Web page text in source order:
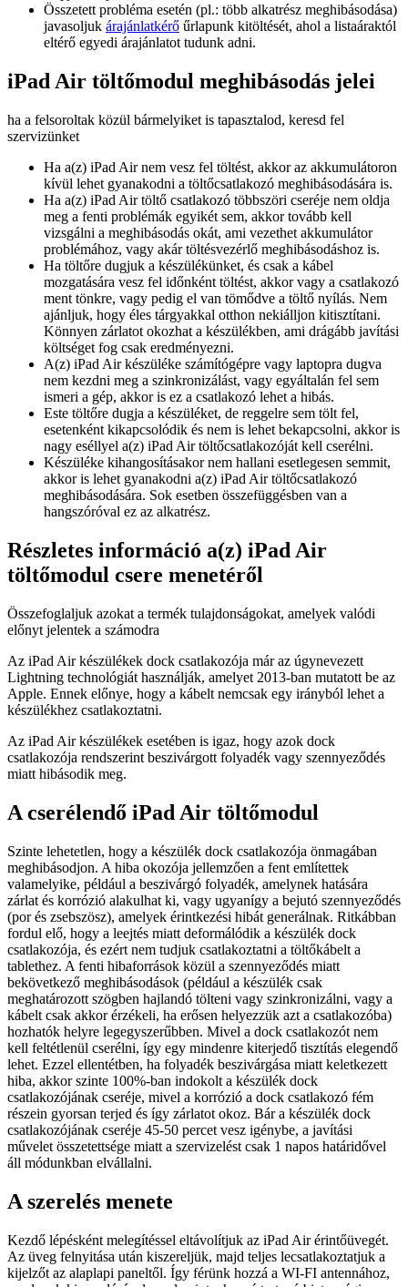
Összetett probléma esetén (pl.: több alkatrész meghibásodása)
javasoljuk árajánlatkérő űrlapunk kitöltését, ahol a listaáraktól
eltérő egyedi árajánlatot tudunk adni.
iPad Air töltőmodul meghibásodás jelei
ha a felsoroltak közül bármelyiket is tapasztalod, keresd fel
szervizünket
Ha a(z) iPad Air nem vesz fel töltést, akkor az akkumulátoron
kívül lehet gyanakodni a töltőcsatlakozó meghibásodására is.
Ha a(z) iPad Air töltő csatlakozó többszöri cseréje nem oldja
meg a fenti problémák egyikét sem, akkor tovább kell
vizsgálni a meghibásodás okát, ami vezethet akkumulátor
problémához, vagy akár töltésvezérlő meghibásodáshoz is.
Ha töltőre dugjuk a készülékünket, és csak a kábel
mozgatására vesz fel időnként töltést, akkor vagy a csatlakozó
ment tönkre, vagy pedig el van tömődve a töltő nyílás. Nem
ajánljuk, hogy éles tárgyakkal otthon nekiálljon kitisztítani.
Könnyen zárlatot okozhat a készülékben, ami drágább javítási
költséget fog csak eredményezni.
A(z) iPad Air készüléke számítógépre vagy laptopra dugva
nem kezdni meg a szinkronizálást, vagy egyáltalán fel sem
ismeri a gép, akkor is ez a csatlakozó lehet a hibás.
Este töltőre dugja a készüléket, de reggelre sem tölt fel,
esetenként kikapcsolódik és nem is lehet bekapcsolni, akkor is
nagy eséllyel a(z) iPad Air töltőcsatlakozóját kell cserélni.
Készüléke kihangosításakor nem hallani esetlegesen semmit,
akkor is lehet gyanakodni a(z) iPad Air töltőcsatlakozó
meghibásodására. Sok esetben összefüggésben van a
hangszóróval ez az alkatrész.
Részletes információ a(z) iPad Air
töltőmodul csere menetéről
Összefoglaljuk azokat a termék tulajdonságokat, amelyek valódi
előnyt jelentek a számodra
Az iPad Air készülékek dock csatlakozója már az úgynevezett
Lightning technológiát használják, amelyet 2013-ban mutatott be az
Apple. Ennek előnye, hogy a kábelt nemcsak egy irányból lehet a
készülékhez csatlakoztatni.
Az iPad Air készülékek esetében is igaz, hogy azok dock
csatlakozója rendszerint beszivárgott folyadék vagy szennyeződés
miatt hibásodik meg.
A cserélendő iPad Air töltőmodul
Szinte lehetetlen, hogy a készülék dock csatlakozója önmagában
meghibásodjon. A hiba okozója jellemzően a fent említettek
valamelyike, például a beszivárgó folyadék, amelynek hatására
zárlat és korrózió alakulhat ki, vagy ugyanígy a bejutó szennyeződés
(por és zsebszösz), amelyek érintkezési hibát generálnak. Ritkábban
fordul elő, hogy a leejtés miatt deformálódik a készülék dock
csatlakozója, és ezért nem tudjuk csatlakoztatni a töltőkábelt a
tablethez. A fenti hibaforrások közül a szennyeződés miatt
bekövetkező meghibásodások (például a készülék csak
meghatározott szögben hajlandó tölteni vagy szinkronizálni, vagy a
kábelt csak akkor érzékeli, ha erősen helyezzük azt a csatlakozóba)
hozhatók helyre legegyszerűbben. Mivel a dock csatlakozót nem
kell feltétlenül cserélni, így egy mindenre kiterjedő tisztítás elegendő
lehet. Ezzel ellentétben, ha folyadék beszivárgása miatt keletkezett
hiba, akkor szinte 100%-ban indokolt a készülék dock
csatlakozójának cseréje, mivel a korrózió a dock csatlakozó fém
részein gyorsan terjed és így zárlatot okoz. Bár a készülék dock
csatlakozójának cseréje 45-50 percet vesz igénybe, a javítási
művelet összetettsége miatt a szervizelést csak 1 napos határidővel
áll módunkban elvállalni.
A szerelés menete
Kezdő lépésként melegítéssel eltávolítjuk az iPad Air érintőüvegét.
Az üveg felnyitása után kiszereljük, majd teljes lecsatlakoztatjuk a
kijelzőt az alaplapi paneltől. Így férünk hozzá a WI-FI antennához,